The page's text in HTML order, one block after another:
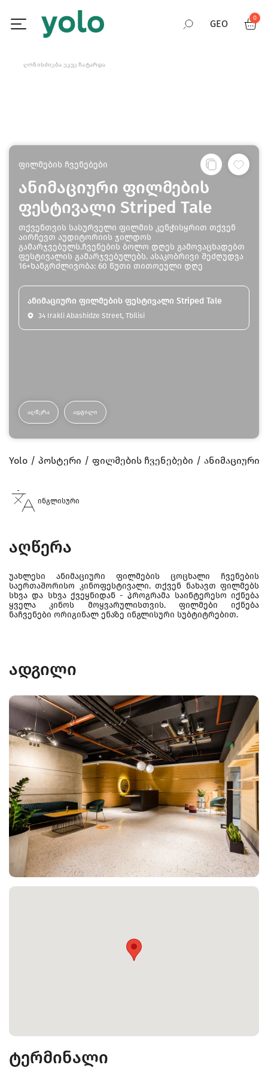
GEO
0
ᲦᲝᲜᲘᲡᲫᲘᲔᲑᲐ ᲣᲙᲕᲔ ᲩᲐᲢᲐᲠᲓᲐ
ფილმების ჩვენებები
ანიმაციური ფილმების
ფესტივალი Striped Tale
თქვენთვის სასურველი ფილმის კენჭისყრით თქვენ
აირჩევთ აუდიტორიის ჯილდოს
გამარჯვებულს.ჩვენების ბოლო დღეს გამოვაცხადებთ
ფესტივალის გამარჯვებულებს. ასაკობრივი შეძღუდვა
16+ხანგრძლივობა: 60 წუთი თითოეული დღე
ანიმაციური ფილმების ფესტივალი Striped Tale
34 Irakli Abashidze Street, Tbilisi
ᲐᲦᲬᲔᲠᲐ ᲐᲓᲒᲘᲚᲘ
Yolo პოსტერი ფილმების ჩვენებები ანიმაციური
ინგლისური
აღწერა
უახლესი ანიმაციური ფილმების ცოცხალი ჩვენების
საერთაშორისო კინოფესტივალი. თქვენ ნახავთ ფილმებს
სხვა და სხვა ქვეყნიდან - პროგრამა საინტერესო იქნება
ყველა კინოს მოყვარულისთვის. ფილმები იქნება
ნაჩვენები ორიგინალ ენაზე ინგლისური სუბტიტრებით.
ადგილი
ტერმინალი